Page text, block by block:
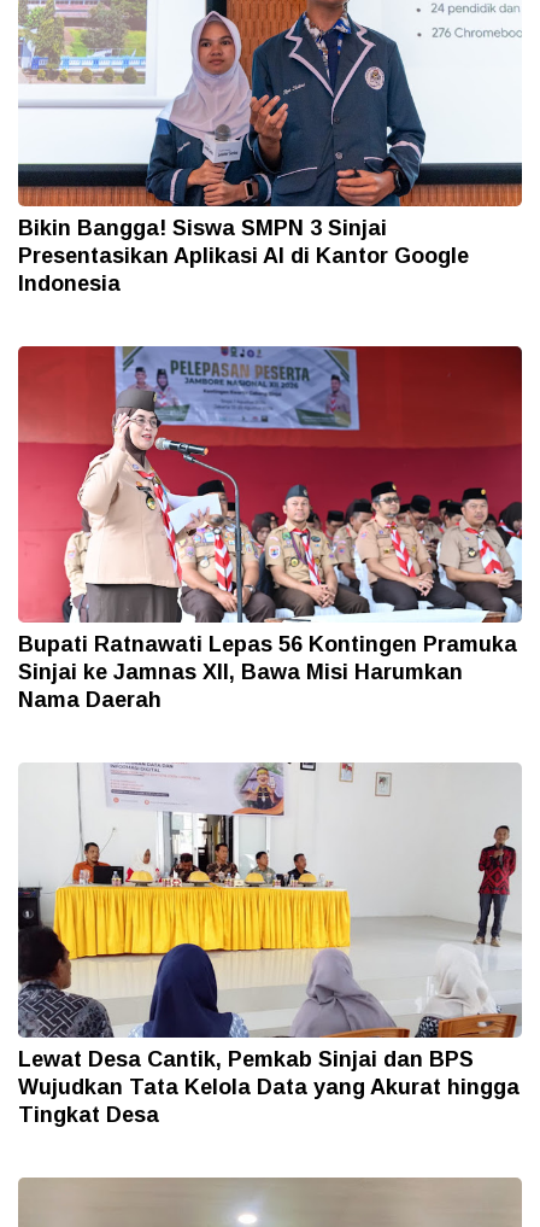
Bikin Bangga! Siswa SMPN 3 Sinjai
Presentasikan Aplikasi AI di Kantor Google
Indonesia
Bupati Ratnawati Lepas 56 Kontingen Pramuka
Sinjai ke Jamnas XII, Bawa Misi Harumkan
Nama Daerah
Lewat Desa Cantik, Pemkab Sinjai dan BPS
Wujudkan Tata Kelola Data yang Akurat hingga
Tingkat Desa